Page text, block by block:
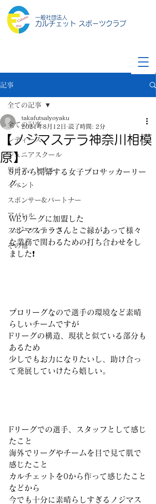
一般社団法人
カルチェット スポーツクラブ
記事
全ての記事
レディース
ジュニアスクール
男子フットサル
イベント
スポンサー&パートナー
アパレル
スポーツショップ
その他
全ての記事
【ノジマステラ神奈川相模
原】
takafutsalyoyaku
2021年8月12日 読了時間: 2分
9月から開幕する女子プロサッカーリー
グ。
WEリーグに加盟した
ノジマステラさんとご縁があって様々
な業務で関わるための打ち合わせをし
ました❗️
プロリーグなので選手の環境など素晴
らしいチームですが
Fリーグの構造、現状と似ている部分も
あるため
少しでもお力になりたいし、助け合っ
て発展していけたら嬉しい。
Fリーグでの選手、スタッフとして感じ
たこと
海外でリーグやチームを目で見て肌で
感じたこと
カルチェットを0から作って感じたこと
などから
今でも十分に素晴らしすぎるノジマス